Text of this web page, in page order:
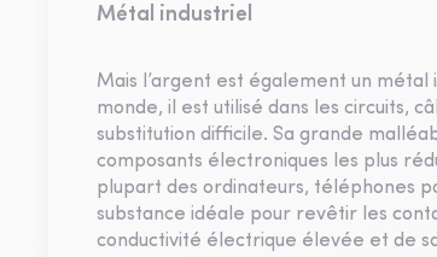
Métal industriel
Mais l’argent est également un métal
monde, il est utilisé dans les circuits,
substitution difficile. Sa grande
composants électroniques les plus
plupart des ordinateurs, téléphones
substance idéale pour revêtir les
conductivité électrique élevée et de